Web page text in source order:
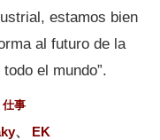
estamos bien
al futuro de la
el mundo”.
仕事
、 EK